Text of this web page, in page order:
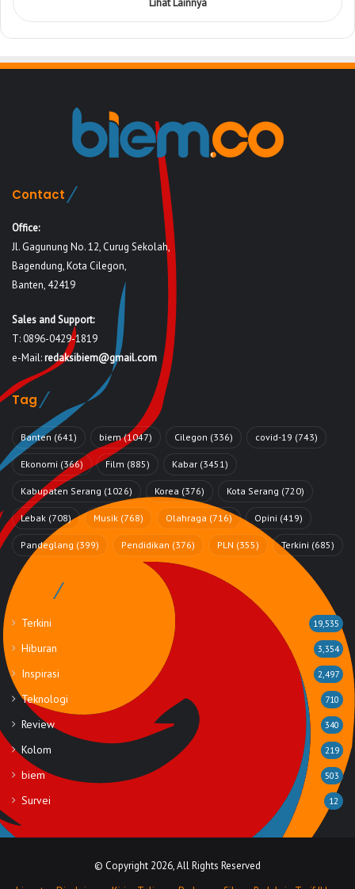
Lihat Lainnya
Contact
Office:
Jl. Gagunung No. 12, Curug Sekolah,
Bagendung, Kota Cilegon,
Banten, 42419
Sales and Support:
T: 0896-0429-1819
e-Mail:redaksibiem@gmail.com
Tag
Banten (641) biem(1047) Cilegon (336) covid-19 (743)
Ekonomi (366) Film (885) Kabar (3451)
Kabupaten Serang (1026) Korea (376) Kota Serang (720)
Lebak (708) Musik (768) Olahraga (716) Opini (419)
Pandeglang (399) Pendidikan (376) PLN (355) Terkini (685)
Rubrik
Terkini 19,535
Hiburan 3,354
Inspirasi 2,497
Teknologi 710
Review 340
Kolom 219
biem 503
Survei 12
© Copyright 2026, All Rights Reserved